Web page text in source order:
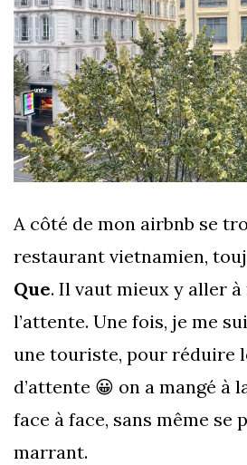
A côté de mon airbnb se
restaurant vietnamien,
Que. Il vaut mieux y aller
l’attente. Une fois, je me
une touriste, pour réduire
d’attente 😀 on a mangé à
face à face, sans même se
marrant.